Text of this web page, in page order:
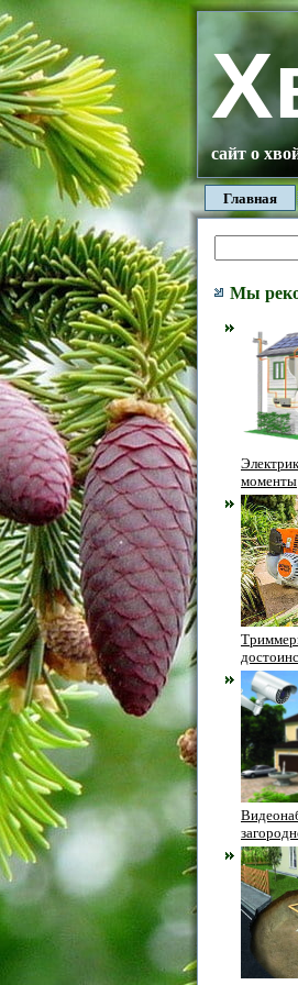
сайт о
Главная
Мы
моменты